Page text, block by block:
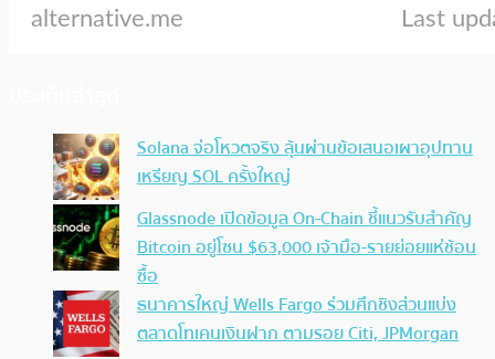
Solana จ่อโหวตจริง ลุ้นผ่านข้อเสนอเผาอุปทาน
เหรียญ SOL ครั้งใหญ่
Glassnode เปิดข้อมูล On-Chain ชี้แนวรับสำคัญ
Bitcoin อยู่โซน $63,000 เจ้ามือ-รายย่อยแห่ช้อน
ซื้อ
ธนาคารใหญ่ Wells Fargo ร่วมศึกชิงส่วนแบ่ง
ตลาดโทเคนเงินฝาก ตามรอย Citi, JPMorgan